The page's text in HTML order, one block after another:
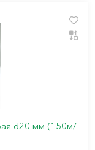
d20 мм (150м/